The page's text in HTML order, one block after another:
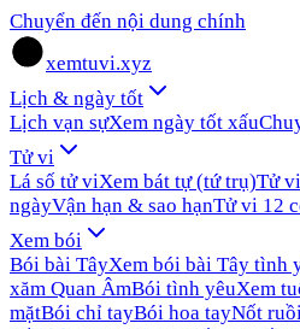
Chuyển đến nội dung chính
xemtuvi.xyz
Lịch & ngày tốt
Lịch vạn sựXem ngày tốt xấu
Tử vi
Lá số tử viXem bát tự (tứ trụ)Tử
ngàyVận hạn & sao hạnTử vi 12
Xem bói
Bói bài TâyXem bói bài Tây tình
xăm Quan ÂmBói tình yêuXem
mặtBói chỉ tayBói hoa tayNốt